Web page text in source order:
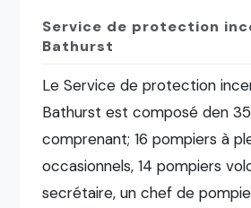
Service de protection
Bathurst
Le Service de protection
Bathurst est composé den
comprenant; 16 pompiers à
occasionnels, 14 pompiers
secrétaire, un chef de